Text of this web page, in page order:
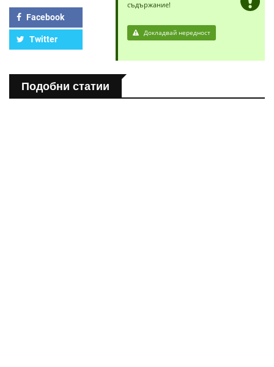
Facebook
Twitter
съдържание!
Докладвай нередност
Подобни статии